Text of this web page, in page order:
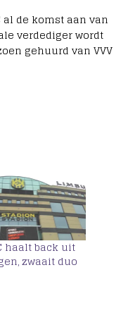
al de komst aan van
verdediger wordt
gehuurd van VVV
haalt back uit
zwaait duo